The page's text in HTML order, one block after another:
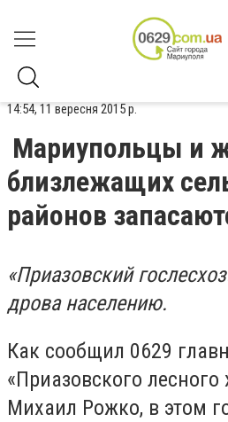
14:54, 11 вересня 2015 р.
Мариупольцы и
близлежащих
районов
«Приазовский
дрова населению.
Как сообщил 0629
«Приазовского лесного
Михаил Рожко, в этом